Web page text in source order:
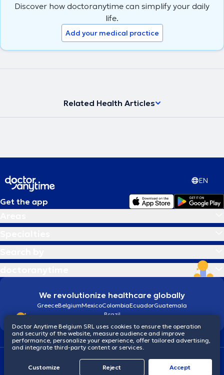
Discover how doctoranytime can simplify your daily
life.
Add your medical practice
Related Health Articles
EN
Get the app
We revolutionize healthcare globally
GreeceBelgiumMexicoColombiaEcuadorGuatemala
Brazil
Terms and conditionsCookiesPrivacy policy
© 2026 doctoranytime
Doctor Anytime Belgium SRL uses cookies to ensure the operation
and security of the website, measure audience and improve
performance, personalize your experience, offer tailored advertising,
and integrate third-party content or services.
Customize Reject Accept